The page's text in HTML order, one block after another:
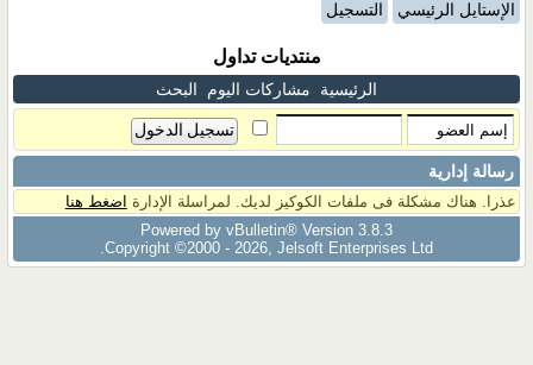
الإستايل الرئيسي التسجيل
منتديات تداول
الرئيسية مشاركات اليوم البحث
رسالة إدارية
عذرا. هناك مشكلة فى ملفات الكوكيز لديك. لمراسلة الإدارة اضغط هنا
Powered by vBulletin® Version 3.8.3
Copyright ©2000 - 2026, Jelsoft Enterprises Ltd.